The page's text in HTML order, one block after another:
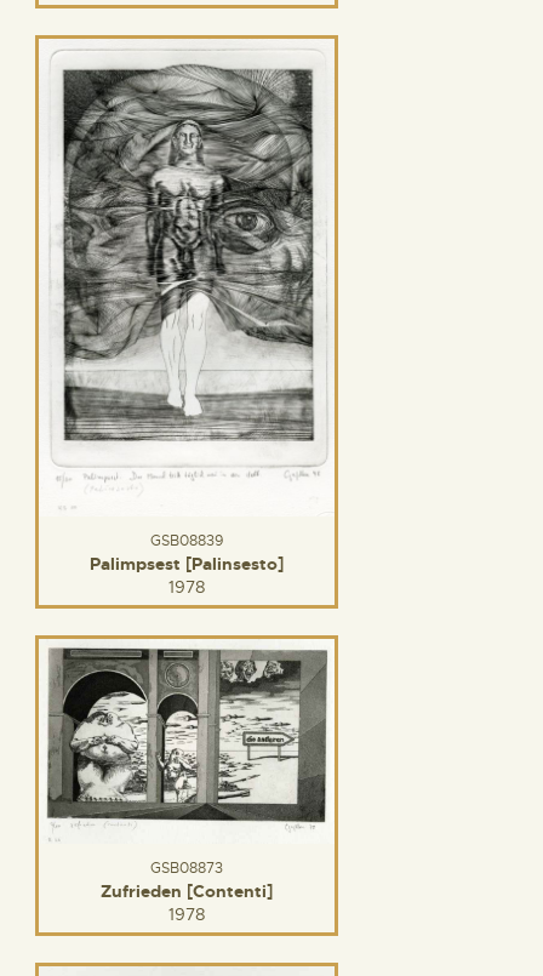
GSB08839
Palimpsest [Palinsesto]
1978
GSB08873
Zufrieden [Contenti]
1978